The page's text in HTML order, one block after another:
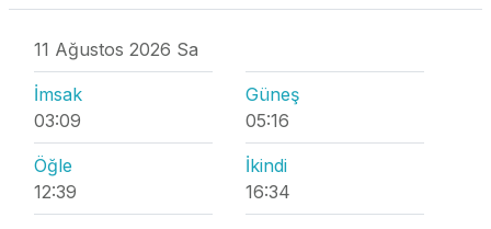
11 Ağustos 2026 Sa
İmsak
03:09
Güneş
05:16
Öğle
12:39
İkindi
16:34